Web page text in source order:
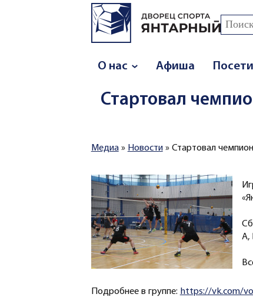
Перейти к основному содержанию
Поиск
О нас Афиша
Стартовал
Вы здесь
Медиа» Новости» Стартовал
А,
Подробнее в группе: https://vk.com/